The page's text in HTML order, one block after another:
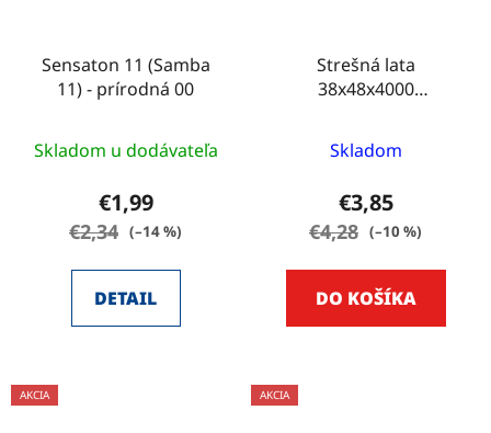
Sensaton 11 (Samba
11) - prírodná 00
Skladom u dodávateľa
€1,99
€2,34 (–14 %)
DETAIL
Strešná lata
38x48x4000
Skladom
€3,85
€4,28 (–10 %)
DO KOŠÍKA
AKCIA AKCIA